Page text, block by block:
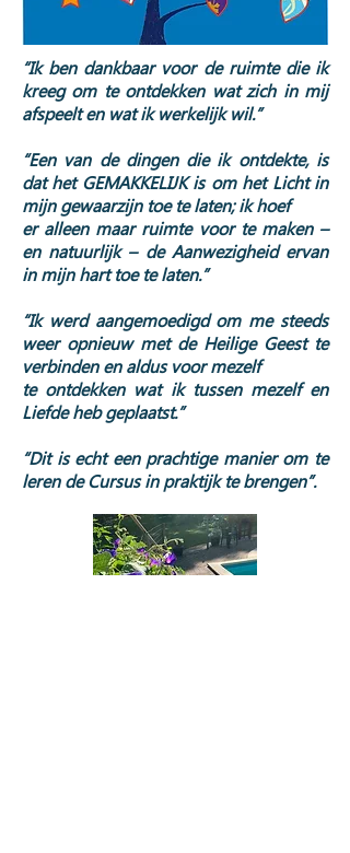
“Ik ben dankbaar voor de ruimte die ik
kreeg om te ontdekken wat zich in mij
afspeelt en wat ik werkelijk wil.”
“Een van de dingen die ik ontdekte, is
dat het GEMAKKELIJK is om het Licht in
mijn gewaarzijn toe te laten; ik hoef
er alleen maar ruimte voor te maken –
en natuurlijk – de Aanwezigheid ervan
in mijn hart toe te laten.”
“Ik werd aangemoedigd om me steeds
weer opnieuw met de Heilige Geest te
verbinden en aldus voor mezelf
te ontdekken wat ik tussen mezelf en
Liefde heb geplaatst.”
“Dit is echt een prachtige manier om te
leren de Cursus in praktijk te brengen”.